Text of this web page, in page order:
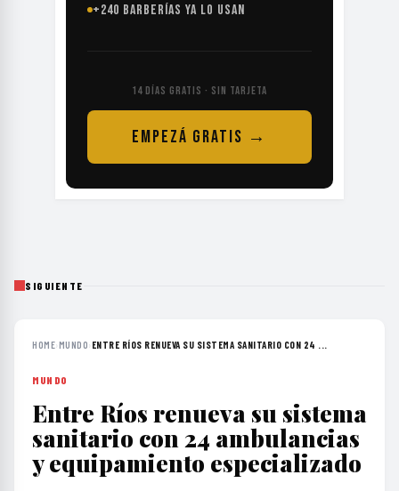
+240 BARBERÍAS YA LO USAN
14 DÍAS GRATIS · SIN TARJETA
EMPEZÁ GRATIS →
SIGUIENTE
HOME›MUNDO› ENTRE RÍOS RENUEVA SU SISTEMA SANITARIO CON 24 ...
MUNDO
Entre Ríos renueva su sistema
sanitario con 24 ambulancias
y equipamiento especializado